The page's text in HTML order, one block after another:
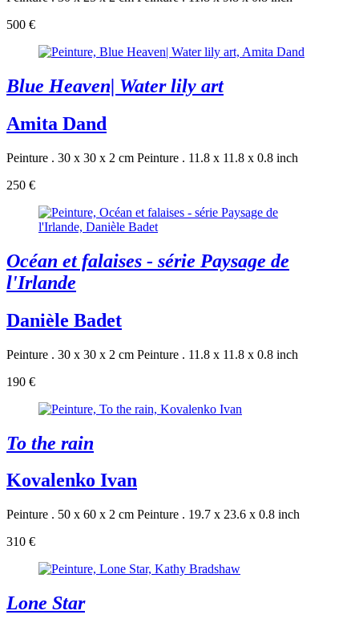
500 €
Blue Heaven| Water lily art
Amita Dand
Peinture . 30 x 30 x 2 cm Peinture . 11.8 x 11.8 x 0.8 inch
250 €
Océan et falaises - série Paysage de
l'Irlande
Danièle Badet
Peinture . 30 x 30 x 2 cm Peinture . 11.8 x 11.8 x 0.8 inch
190 €
To the rain
Kovalenko Ivan
Peinture . 50 x 60 x 2 cm Peinture . 19.7 x 23.6 x 0.8 inch
310 €
Lone Star